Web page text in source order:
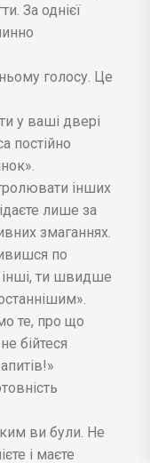
За однієї
голосу. Це
у ваші двері
постійно
інших
лише за
змаганнях.
по
інші, ти швидше
те, про що
бійтеся
ви були. Не
і маєте